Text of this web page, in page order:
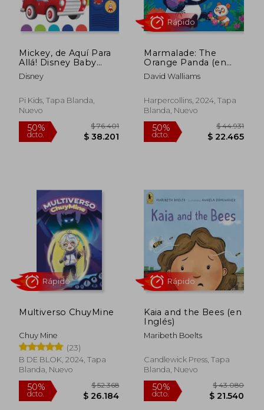
Mickey, de Aquí Para
Allá! Disney Baby
Lnlb
Disney
Pi Kids, Tapa Blanda,
Nuevo
50%
dcto. $ 38.201
Marmalade: The
Orange Panda (en
Inglés)
David Walliams
Harpercollins, 2024, Tapa
Blanda, Nuevo
50%
dcto. $
Rápido
Multiverso ChuyMine
Chuy Mine
(23)
B DE BLOK, 2024, Tapa
Blanda, Nuevo
Kaia and the Bees (en
Inglés)
Maribeth Boelts
Candlewick Press, Tapa
Blanda, Nuevo